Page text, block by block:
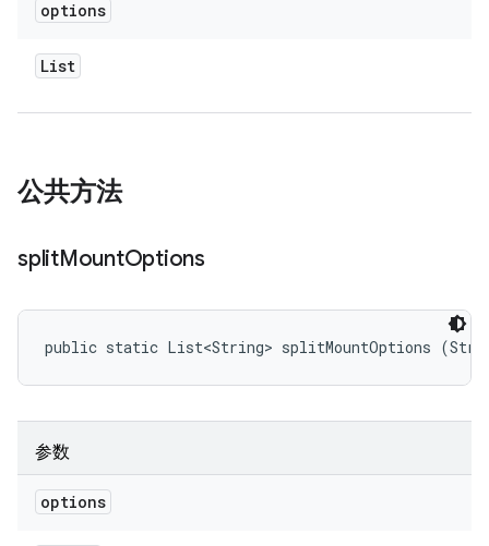
options
List
公共方法
splitMountOptions
public static List<String> splitMountOptions
参数
options